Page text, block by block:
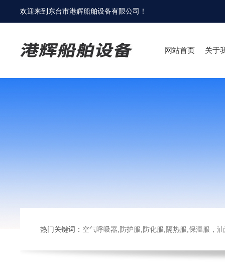
欢迎来到 东台市港辉船舶设备有限公司 ！
网站首页 关于
热门关键词： 空气呼吸器,防护服,防化服,隔热服,保温服，